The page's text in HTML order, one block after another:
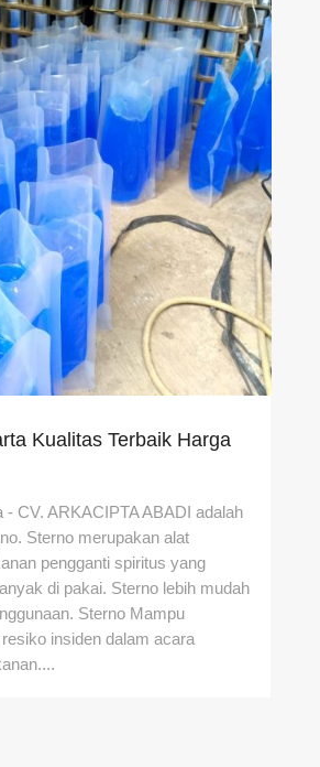
Kualitas Terbaik Harga
- CV. ARKACIPTA ABADI adalah
Sterno merupakan alat
pengganti spiritus yang
di pakai. Sterno lebih mudah
Sterno Mampu
insiden dalam acara